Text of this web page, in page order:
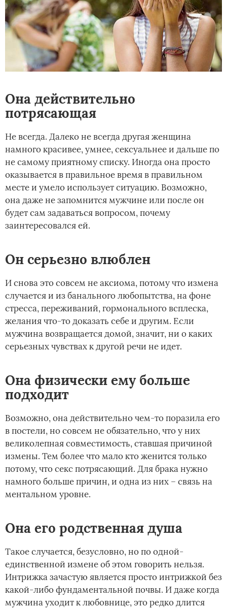
Она действительно
потрясающая
Не всегда. Далеко не всегда другая женщина
намного красивее, умнее, сексуальнее и дальше по
не самому приятному списку. Иногда она просто
оказывается в правильное время в правильном
месте и умело использует ситуацию. Возможно,
она даже не запомнится мужчине или после он
будет сам задаваться вопросом, почему
заинтересовался ей.
Он серьезно влюблен
И снова это совсем не аксиома, потому что измена
случается и из банального любопытства, на фоне
стресса, переживаний, гормонального всплеска,
желания что-то доказать себе и другим. Если
мужчина возвращается домой, значит, ни о каких
серьезных чувствах к другой речи не идет.
Она физически ему больше
подходит
Возможно, она действительно чем-то поразила его
в постели, но совсем не обязательно, что у них
великолепная совместимость, ставшая причиной
измены. Тем более что мало кто женится только
потому, что секс потрясающий. Для брака нужно
намного больше причин, и одна из них – связь на
ментальном уровне.
Она его родственная душа
Такое случается, безусловно, но по одной-
единственной измене об этом говорить нельзя.
Интрижка зачастую является просто интрижкой без
какой-либо фундаментальной почвы. И даже когда
мужчина уходит к любовнице, это редко длится